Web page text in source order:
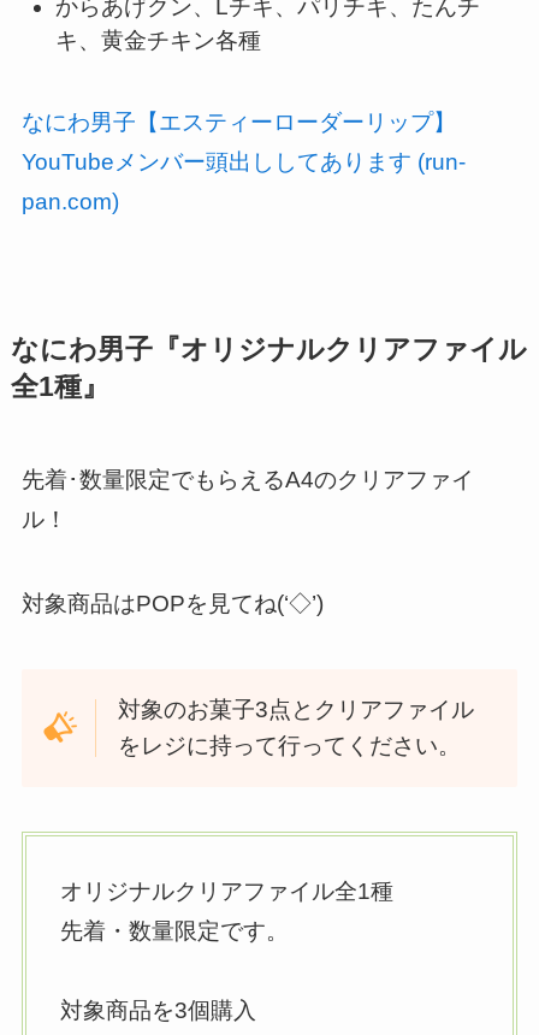
からあげクン、Lチキ、パリチキ、たんチ
キ、黄金チキン各種
なにわ男子【エスティーローダーリップ】
YouTubeメンバー頭出ししてあります (run-
pan.com)
なにわ男子『オリジナルクリアファイル
全1種』
先着･数量限定でもらえるA4のクリアファイ
ル！
対象商品はPOPを見てね(‘◇’)ゞ
対象のお菓子3点とクリアファイル
をレジに持って行ってください。
オリジナルクリアファイル全1種
先着・数量限定です。
対象商品を3個購入